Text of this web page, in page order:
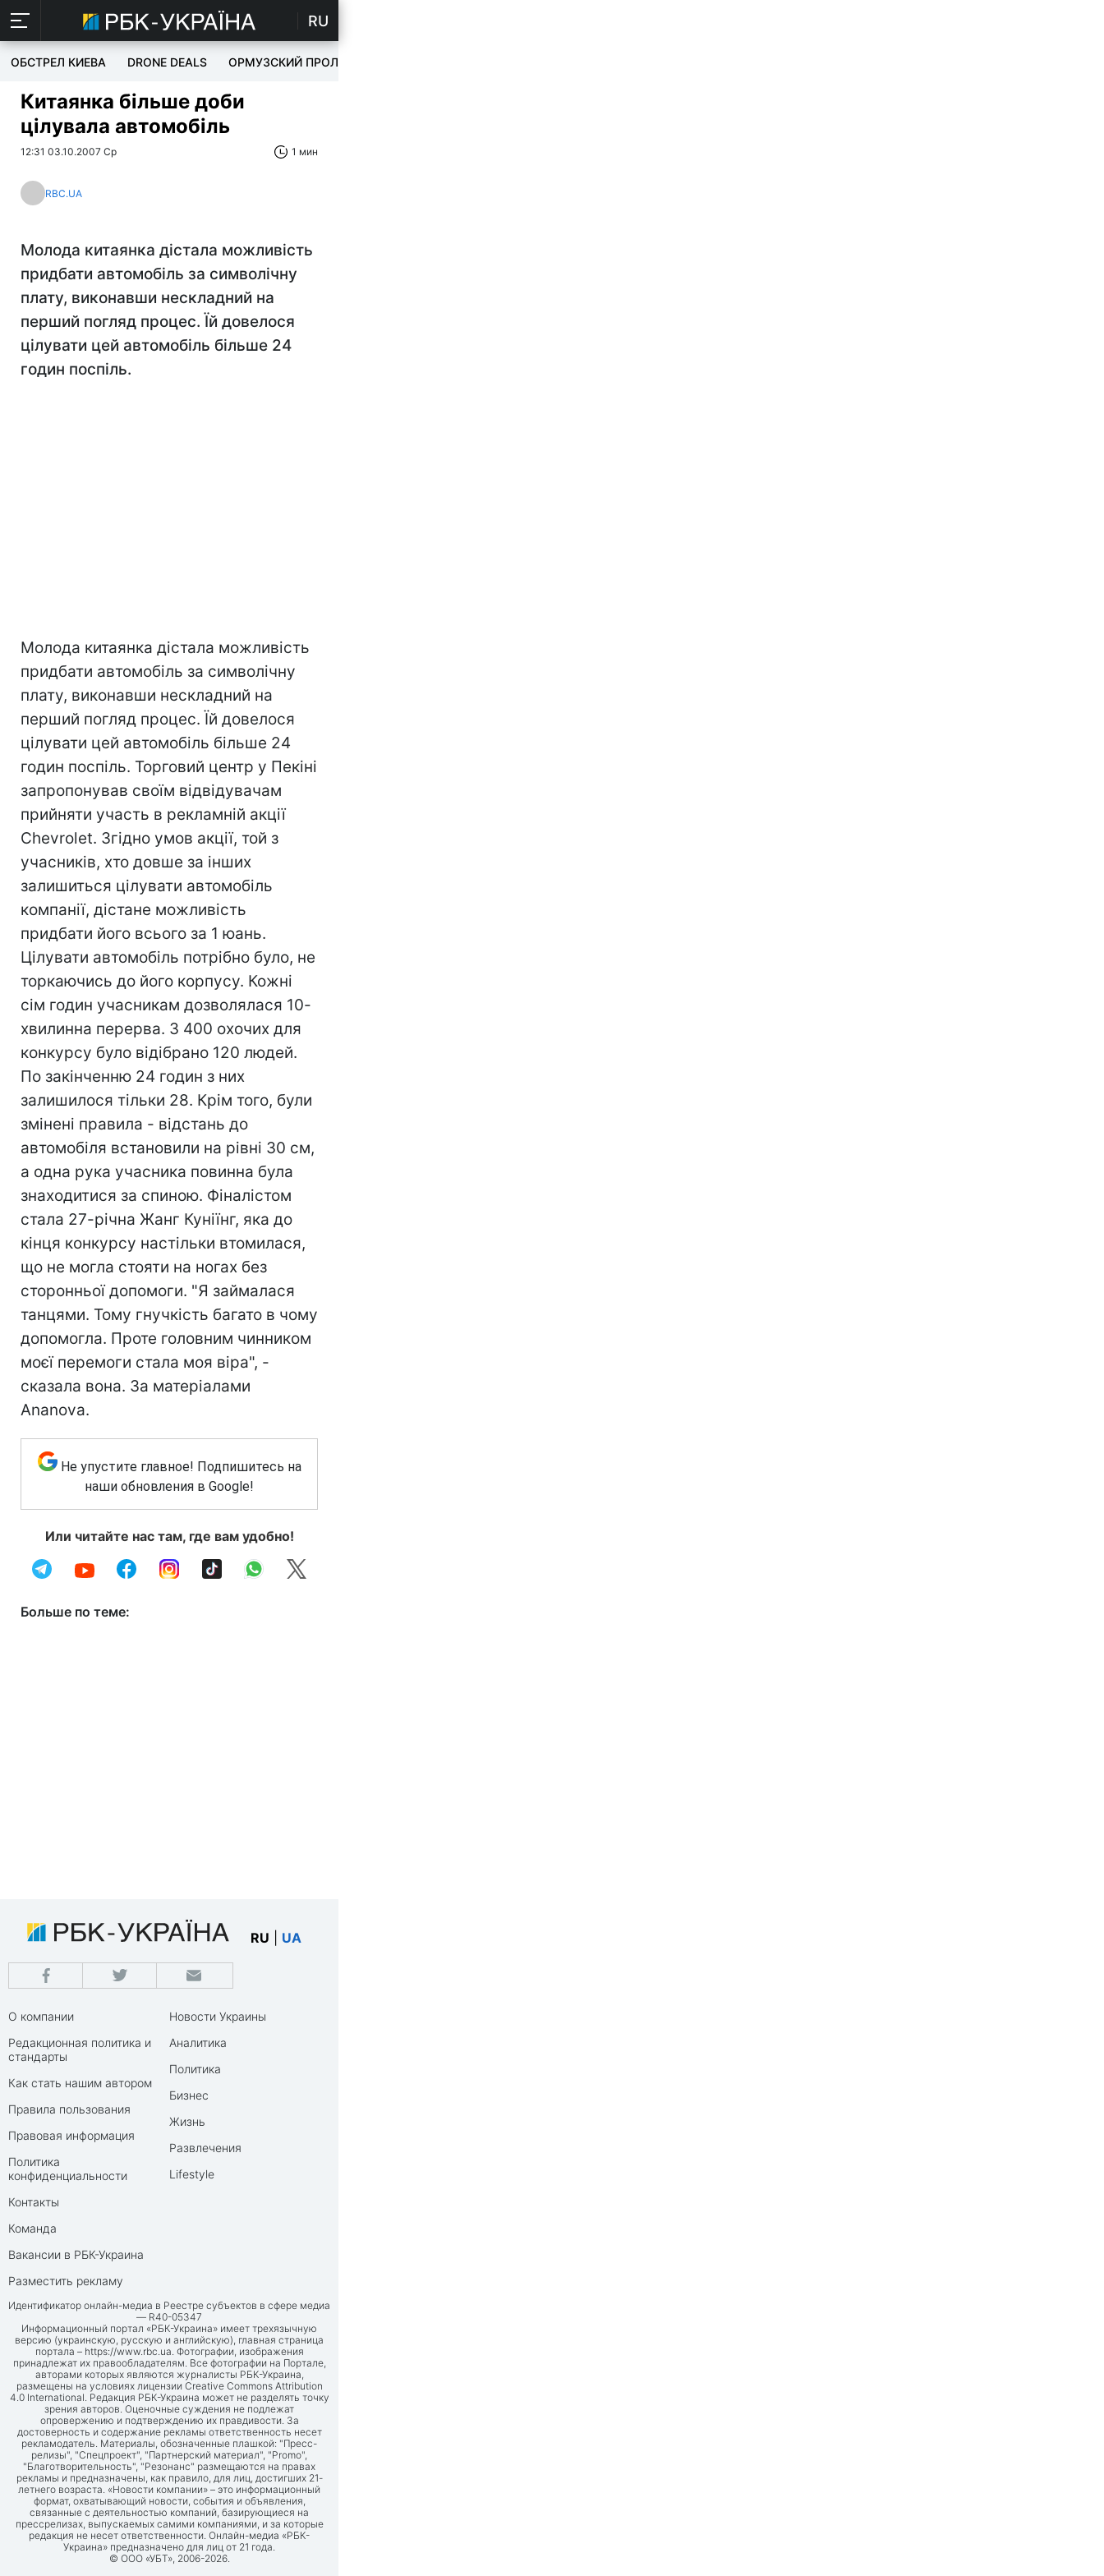
RU
ОБСТРЕЛ КИЕВА DRONE DEALS ОРМУЗСКИЙ ПРОЛИВ
Китаянка більше доби
цілувала автомобіль
12:31 03.10.2007 Ср 1 мин
RBC.UA
Молода китаянка дістала можливість
придбати автомобіль за символічну
плату, виконавши нескладний на
перший погляд процес. Їй довелося
цілувати цей автомобіль більше 24
годин поспіль.
Молода китаянка дістала можливість
придбати автомобіль за символічну
плату, виконавши нескладний на
перший погляд процес. Їй довелося
цілувати цей автомобіль більше 24
годин поспіль. Торговий центр у Пекіні
запропонував своїм відвідувачам
прийняти участь в рекламній акції
Chevrolet. Згідно умов акції, той з
учасників, хто довше за інших
залишиться цілувати автомобіль
компанії, дістане можливість
придбати його всього за 1 юань.
Цілувати автомобіль потрібно було, не
торкаючись до його корпусу. Кожні
сім годин учасникам дозволялася 10-
хвилинна перерва. З 400 охочих для
конкурсу було відібрано 120 людей.
По закінченню 24 годин з них
залишилося тільки 28. Крім того, були
змінені правила - відстань до
автомобіля встановили на рівні 30 см,
а одна рука учасника повинна була
знаходитися за спиною. Фіналістом
стала 27-річна Жанг Куніїнг, яка до
кінця конкурсу настільки втомилася,
що не могла стояти на ногах без
сторонньої допомоги. "Я займалася
танцями. Тому гнучкість багато в чому
допомогла. Проте головним чинником
моєї перемоги стала моя віра", -
сказала вона. За матеріалами
Ananova.
Не упустите главное! Подпишитесь на
наши обновления в Google!
Или читайте нас там, где вам удобно!
Больше по теме:
RU UA
О компании
Редакционная политика и
стандарты
Как стать нашим автором
Правила пользования
Правовая информация
Политика
конфиденциальности
Контакты
Команда
Вакансии в РБК-Украина
Разместить рекламу
Новости Украины
Аналитика
Политика
Бизнес
Жизнь
Развлечения
Lifestyle
Идентификатор онлайн-медиа в Реестре субъектов в сфере медиа
— R40-05347
Информационный портал «РБК-Украина» имеет трехязычную
версию (украинскую, русскую и английскую), главная страница
портала – https://www.rbc.ua. Фотографии, изображения
принадлежат их правообладателям. Все фотографии на Портале,
авторами которых являются журналисты РБК-Украина,
размещены на условиях лицензии Creative Commons Attribution
4.0 International. Редакция РБК-Украина может не разделять точку
зрения авторов. Оценочные суждения не подлежат
опровержению и подтверждению их правдивости. За
достоверность и содержание рекламы ответственность несет
рекламодатель. Материалы, обозначенные плашкой: "Пресс-
релизы", "Спецпроект", "Партнерский материал", "Promo",
"Благотворительность", "Резонанс" размещаются на правах
рекламы и предназначены, как правило, для лиц, достигших 21-
летнего возраста. «Новости компании» – это информационный
формат, охватывающий новости, события и объявления,
связанные с деятельностью компаний, базирующиеся на
прессрелизах, выпускаемых самими компаниями, и за которые
редакция не несет ответственности. Онлайн-медиа «РБК-
Украина» предназначено для лиц от 21 года.
© ООО «УБТ», 2006-2026.